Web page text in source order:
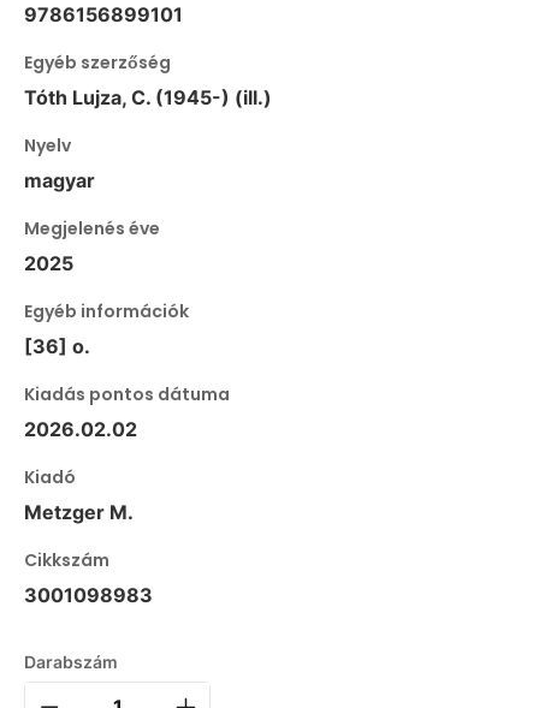
9786156899101
Egyéb szerzőség
Tóth Lujza, C. (1945-) (ill.)
Nyelv
magyar
Megjelenés éve
2025
Egyéb információk
[36] o.
Kiadás pontos dátuma
2026.02.02
Kiadó
Metzger M.
Cikkszám
3001098983
Darabszám